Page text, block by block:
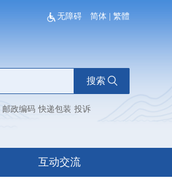
无障碍 简体 繁體
搜索
邮政编码 快递包装 投诉
互动交流